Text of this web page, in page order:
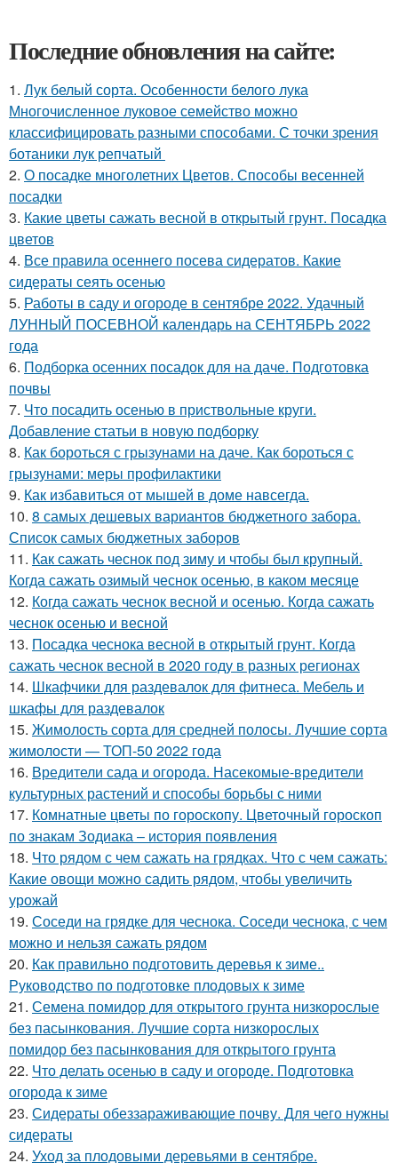
Последние обновления на сайте:
1. Лук белый сорта. Особенности белого лука
Многочисленное луковое семейство можно
классифицировать разными способами. С точки зрения
ботаники лук репчатый
2. О посадке многолетних Цветов. Способы весенней
посадки
3. Какие цветы сажать весной в открытый грунт. Посадка
цветов
4. Все правила осеннего посева сидератов. Какие
сидераты сеять осенью
5. Работы в саду и огороде в сентябре 2022. Удачный
ЛУННЫЙ ПОСЕВНОЙ календарь на СЕНТЯБРЬ 2022
года
6. Подборка осенних посадок для на даче. Подготовка
почвы
7. Что посадить осенью в приствольные круги.
Добавление статьи в новую подборку
8. Как бороться с грызунами на даче. Как бороться с
грызунами: меры профилактики
9. Как избавиться от мышей в доме навсегда.
10. 8 самых дешевых вариантов бюджетного забора.
Список самых бюджетных заборов
11. Как сажать чеснок под зиму и чтобы был крупный.
Когда сажать озимый чеснок осенью, в каком месяце
12. Когда сажать чеснок весной и осенью. Когда сажать
чеснок осенью и весной
13. Посадка чеснока весной в открытый грунт. Когда
сажать чеснок весной в 2020 году в разных регионах
14. Шкафчики для раздевалок для фитнеса. Мебель и
шкафы для раздевалок
15. Жимолость сорта для средней полосы. Лучшие сорта
жимолости — ТОП-50 2022 года
16. Вредители сада и огорода. Насекомые-вредители
культурных растений и способы борьбы с ними
17. Комнатные цветы по гороскопу. Цветочный гороскоп
по знакам Зодиака – история появления
18. Что рядом с чем сажать на грядках. Что с чем сажать:
Какие овощи можно садить рядом, чтобы увеличить
урожай
19. Соседи на грядке для чеснока. Соседи чеснока, с чем
можно и нельзя сажать рядом
20. Как правильно подготовить деревья к зиме..
Руководство по подготовке плодовых к зиме
21. Семена помидор для открытого грунта низкорослые
без пасынкования. Лучшие сорта низкорослых
помидор без пасынкования для открытого грунта
22. Что делать осенью в саду и огороде. Подготовка
огорода к зиме
23. Сидераты обеззараживающие почву. Для чего нужны
сидераты
24. Уход за плодовыми деревьями в сентябре.